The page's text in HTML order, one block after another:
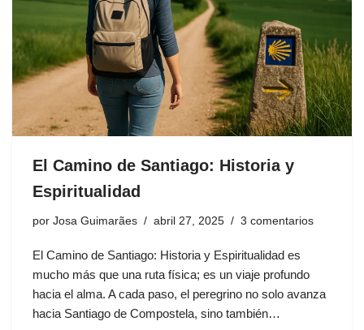
El Camino de Santiago: Historia y
Espiritualidad
por Josa Guimarães abril 27, 2025 3 comentarios
El Camino de Santiago: Historia y Espiritualidad es
mucho más que una ruta física; es un viaje profundo
hacia el alma. A cada paso, el peregrino no solo avanza
hacia Santiago de Compostela, sino también…